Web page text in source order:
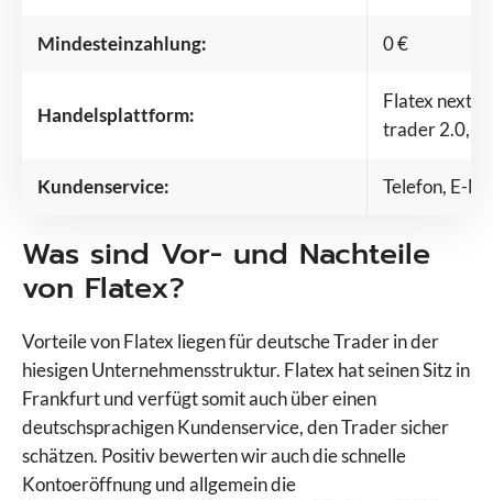
Mindesteinzahlung: 0 €
Handelsplattform:
Flatex next,
trader 2.0,
Kundenservice: Telefon, E-
Was sind Vor- und Nachteile
von Flatex?
Vorteile von Flatex liegen für deutsche Trader in der
hiesigen Unternehmensstruktur. Flatex hat seinen Sitz in
Frankfurt und verfügt somit auch über einen
deutschsprachigen Kundenservice, den Trader sicher
schätzen. Positiv bewerten wir auch die schnelle
Kontoeröffnung und allgemein die